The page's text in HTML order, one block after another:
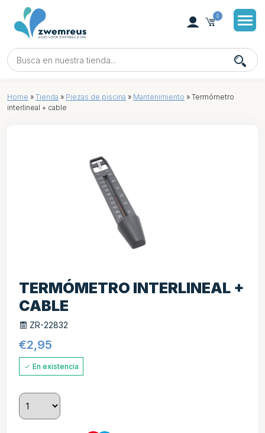
0
Home » Tienda » Piezas de piscina » Mantenimiento » Termómetro
interlineal + cable
TERMÓMETRO INTERLINEAL +
CABLE
ZR-22832
€2,95
En existencia